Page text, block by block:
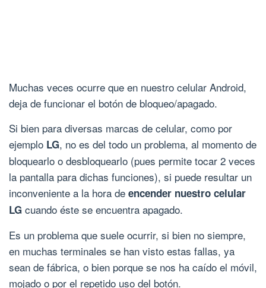
Muchas veces ocurre que en nuestro celular Android,
deja de funcionar el botón de bloqueo/apagado.
Si bien para diversas marcas de celular, como por
ejemplo LG, no es del todo un problema, al momento de
bloquearlo o desbloquearlo (pues permite tocar 2 veces
la pantalla para dichas funciones), si puede resultar un
inconveniente a la hora de encender nuestro celular
LG cuando éste se encuentra apagado.
Es un problema que suele ocurrir, si bien no siempre,
en muchas terminales se han visto estas fallas, ya
sean de fábrica, o bien porque se nos ha caído el móvil,
mojado o por el repetido uso del botón.